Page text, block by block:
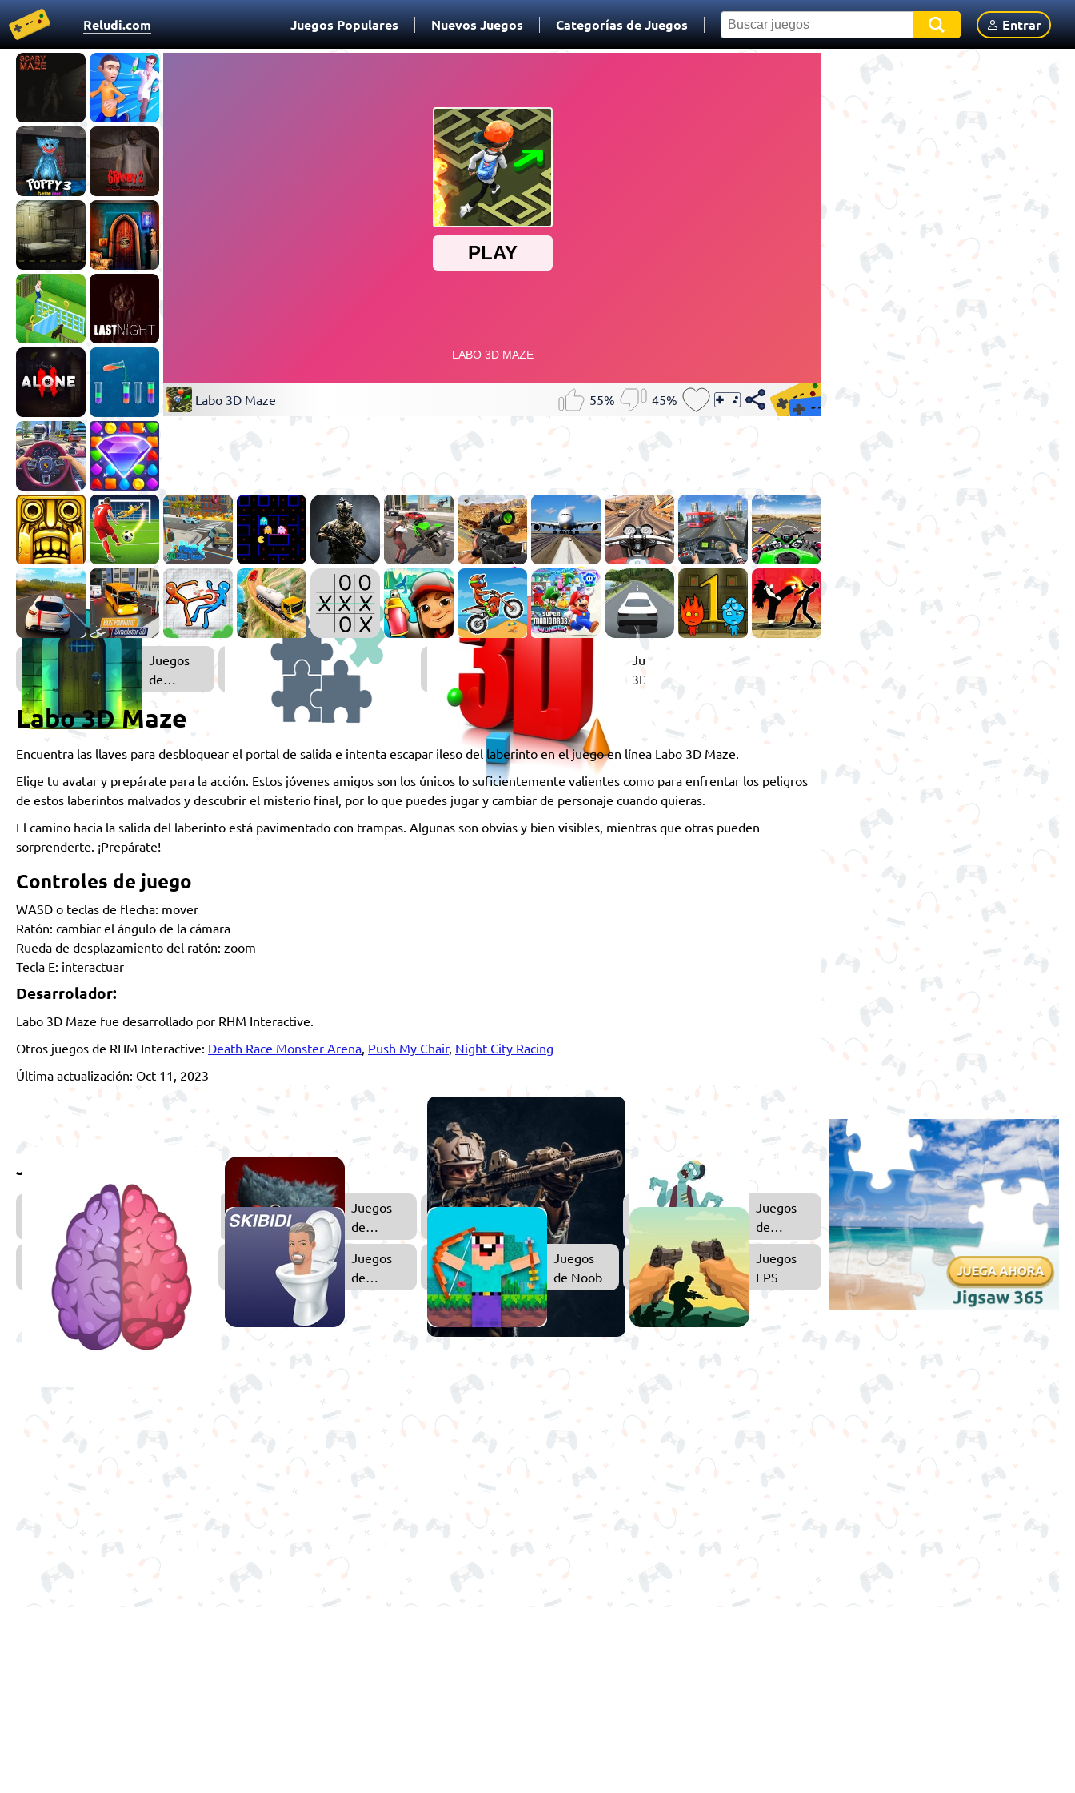
Reludi.com Juegos Populares Nuevos Juegos Categorías de Juegos Entrar
Labo 3D Maze 55% 45%
Juegos
de
Puzzle
Juegos
3D
Labo 3D Maze
Encuentra las llaves para desbloquear el portal de salida e intenta escapar ileso del laberinto en el juego en línea Labo 3D Maze.
Elige tu avatar y prepárate para la acción. Estos jóvenes amigos son los únicos lo suficientemente valientes como para enfrentar los peligros
de estos laberintos malvados y descubrir el misterio final, por lo que puedes jugar y cambiar de personaje cuando quieras.
El camino hacia la salida del laberinto está pavimentado con trampas. Algunas son obvias y bien visibles, mientras que otras pueden
sorprenderte. ¡Prepárate!
Controles de juego
WASD o teclas de flecha: mover
Ratón: cambiar el ángulo de la cámara
Rueda de desplazamiento del ratón: zoom
Tecla E: interactuar
Desarrolador:
Labo 3D Maze fue desarrollado por RHM Interactive.
Otros juegos de RHM Interactive: Death Race Monster Arena, Push My Chair, Night City Racing
Última actualización: Oct 11, 2023
Juega también
Juegos
de Terror
Juegos
de
Huggy
Wuggy
Juegos
de
Disparos
Juegos
de
Zombies
Juegos
de
Skibidi
Juegos
de Noob
Juegos
FPS